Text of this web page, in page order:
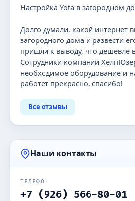
Настройка Yota в загородном
Долго думали, какой интернет
загородного дома и развести
пришли к выводу, что дешевле
Сотрудники компании
необходимое оборудование и
работет прекрасно, спасибо!
Все отзывы
Наши контакты
ТЕЛЕФОН
+7 (926) 566-80-01